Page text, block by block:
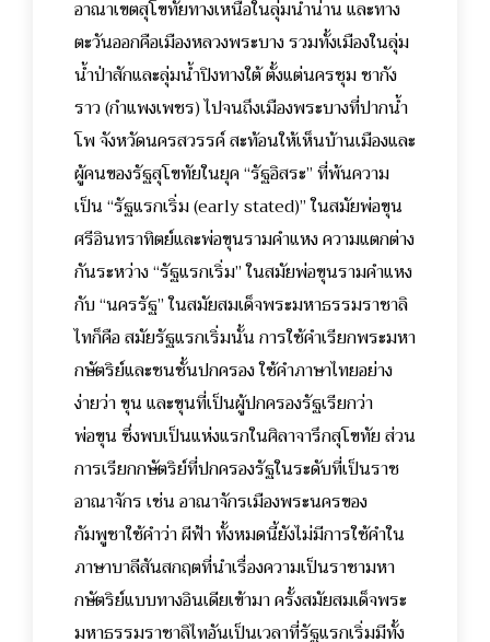
อาณาเขตสุโขทัยทางเหนือในลุ่มน้ำน่าน และทาง
ตะวันออกคือเมืองหลวงพระบาง รวมทั้งเมืองในลุ่ม
น้ำป่าสักและลุ่มน้ำปิงทางใต้ ตั้งแต่นครชุม ชากัง
ราว (กำแพงเพชร) ไปจนถึงเมืองพระบางที่ปากน้ำ
โพ จังหวัดนครสวรรค์ สะท้อนให้เห็นบ้านเมืองและ
ผู้คนของรัฐสุโขทัยในยุค “รัฐอิสระ” ที่พ้นความ
เป็น “รัฐแรกเริ่ม (early stated)” ในสมัยพ่อขุน
ศรีอินทราทิตย์และพ่อขุนรามคำแหง ความแตกต่าง
กันระหว่าง “รัฐแรกเริ่ม” ในสมัยพ่อขุนรามคำแหง
กับ “นครรัฐ” ในสมัยสมเด็จพระมหาธรรมราชาลิ
ไทก็คือ สมัยรัฐแรกเริ่มนั้น การใช้คำเรียกพระมหา
กษัตริย์และชนชั้นปกครอง ใช้คำภาษาไทยอย่าง
ง่ายว่า ขุน และขุนที่เป็นผู้ปกครองรัฐเรียกว่า
พ่อขุน ซึ่งพบเป็นแห่งแรกในศิลาจารึกสุโขทัย ส่วน
การเรียกกษัตริย์ที่ปกครองรัฐในระดับที่เป็นราช
อาณาจักร เช่น อาณาจักรเมืองพระนครของ
กัมพูชาใช้คำว่า ผีฟ้า ทั้งหมดนี้ยังไม่มีการใช้คำใน
ภาษาบาลีสันสกฤตที่นำเรื่องความเป็นราชามหา
กษัตริย์แบบทางอินเดียเข้ามา ครั้งสมัยสมเด็จพระ
มหาธรรมราชาลิไทอันเป็นเวลาที่รัฐแรกเริ่มมีทั้ง